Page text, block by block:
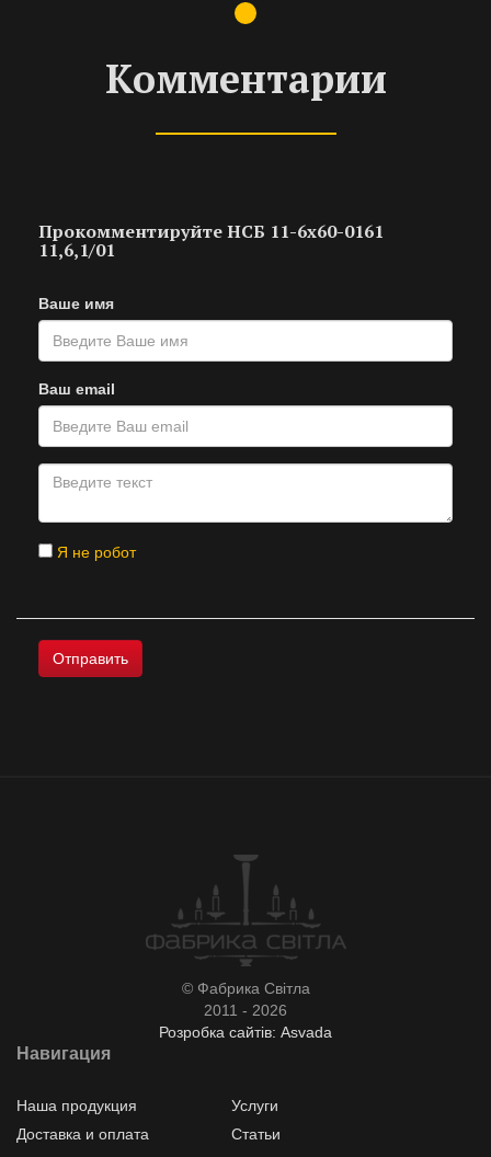
Комментарии
Прокомментируйте НСБ 11-6х60-0161
11,6,1/01
Ваше имя
Ваш email
Я не робот
© Фабрика Світла
2011 - 2026
Розробка сайтів: Asvada
Навигация
Наша продукция
Услуги
Доставка и оплата
Статьи